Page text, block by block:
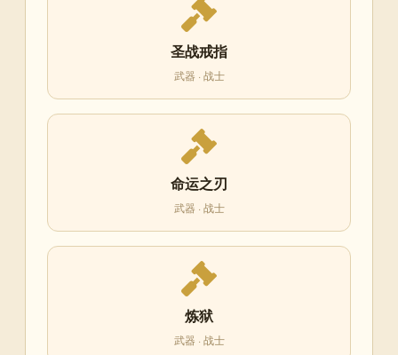
圣战戒指
武器 · 战士
命运之刃
武器 · 战士
炼狱
武器 · 战士